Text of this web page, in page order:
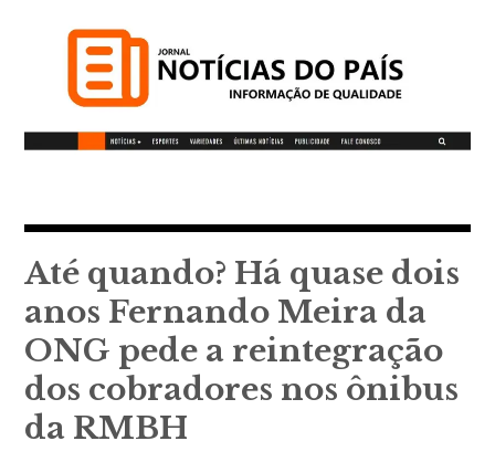
Informação de qualidade
Até quando? Há quase dois
anos Fernando Meira da
ONG pede a reintegração
dos cobradores nos ônibus
da RMBH